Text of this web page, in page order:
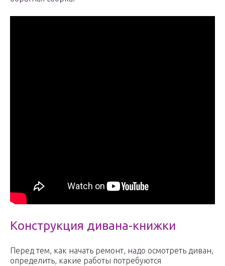
Конструкция дивана-книжки
Перед тем, как начать ремонт, надо осмотреть диван,
определить, какие работы потребуются